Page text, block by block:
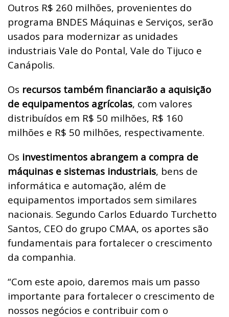
Outros R$ 260 milhões, provenientes do
programa BNDES Máquinas e Serviços, serão
usados para modernizar as unidades
industriais Vale do Pontal, Vale do Tijuco e
Canápolis.
Os recursos também financiarão a aquisição
de equipamentos agrícolas, com valores
distribuídos em R$ 50 milhões, R$ 160
milhões e R$ 50 milhões, respectivamente.
Os investimentos abrangem a compra de
máquinas e sistemas industriais, bens de
informática e automação, além de
equipamentos importados sem similares
nacionais. Segundo Carlos Eduardo Turchetto
Santos, CEO do grupo CMAA, os aportes são
fundamentais para fortalecer o crescimento
da companhia.
“Com este apoio, daremos mais um passo
importante para fortalecer o crescimento de
nossos negócios e contribuir com o